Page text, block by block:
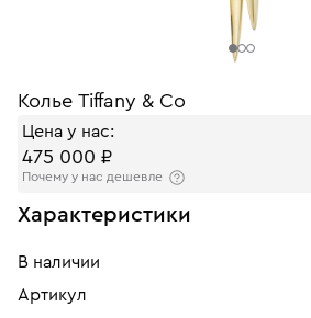
Колье Tiffany & Co
Цена у нас:
475 000 ₽
Почему у нас дешевле
Характеристики
В наличии
Артикул